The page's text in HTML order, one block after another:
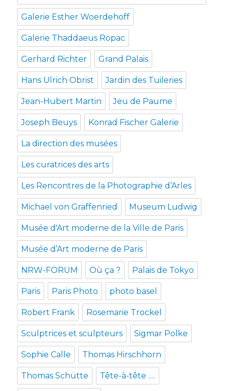
Galerie Esther Woerdehoff
Galerie Thaddaeus Ropac
Gerhard Richter Grand Palais
Hans Ulrich Obrist Jardin des Tuileries
Jean-Hubert Martin Jeu de Paume
Joseph Beuys Konrad Fischer Galerie
La direction des musées
Les curatrices des arts
Les Rencontres de la Photographie d’Arles
Michael von Graffenried Museum Ludwig
Musée d'Art moderne de la Ville de Paris
Musée d’Art moderne de Paris
NRW-FORUM Où ça ? Palais de Tokyo
Paris Paris Photo photo basel
Robert Frank Rosemarie Trockel
Sculptrices et sculpteurs Sigmar Polke
Sophie Calle Thomas Hirschhorn
Thomas Schütte Tête-à-tête ….